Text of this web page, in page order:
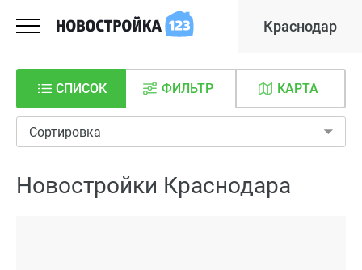
Краснодар
СПИСОК КАРТА
ФИЛЬТР
Сортировка
Новостройки Краснодара